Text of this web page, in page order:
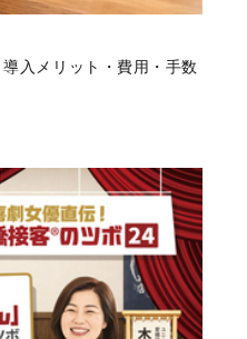
入メリット・費用・手数